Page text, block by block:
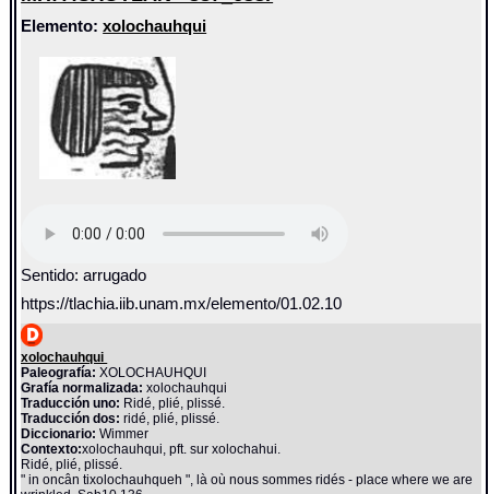
Elemento:xolochauhqui
Sentido: arrugado
https://tlachia.iib.unam.mx/elemento/01.02.10
xolochauhqui
Paleografía: XOLOCHAUHQUI
Grafía normalizada: xolochauhqui
Traducción uno: Ridé, plié, plissé.
Traducción dos: ridé, plié, plissé.
Diccionario:Wimmer
Contexto:xolochauhqui, pft. sur xolochahui.
Ridé, plié, plissé.
" in oncân tixolochauhqueh ", là où nous sommes ridés - place where we are